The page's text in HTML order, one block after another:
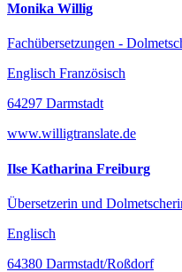
Monika Willig
Fachübersetzungen -
Englisch Französisch
64297 Darmstadt
www.willigtranslate.de
Ilse Katharina Freiburg
Übersetzerin und
Englisch
64380 Darmstadt/Roßdorf